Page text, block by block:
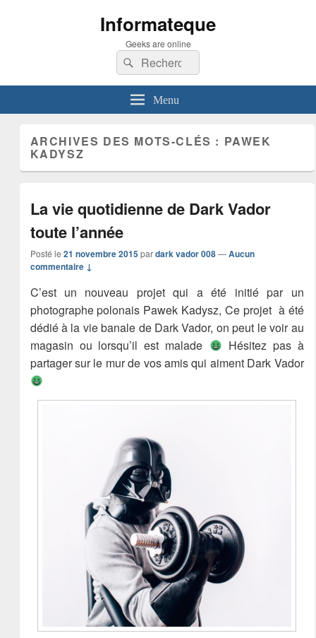
Informateque
Geeks are online
Recherche :
Rechercher
Menu
ARCHIVES DES MOTS-CLÉS : PAWEK
KADYSZ
La vie quotidienne de Dark Vador
toute l’année
Posté le 21 novembre 2015 pardark vador 008 —Aucun
commentaire ↓
C’est un nouveau projet qui a été initié par un
photographe polonais Pawek Kadysz, Ce projet à été
dédié à la vie banale de Dark Vador, on peut le voir au
magasin ou lorsqu’il est malade
Hésitez pas à
partager sur le mur de vos amis qui aiment Dark Vador